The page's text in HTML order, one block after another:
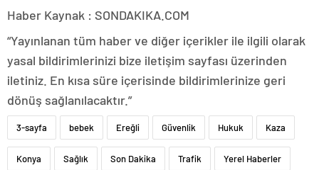
Haber Kaynak : SONDAKIKA.COM
“Yayınlanan tüm haber ve diğer içerikler ile ilgili olarak
yasal bildirimlerinizi bize iletişim sayfası üzerinden
iletiniz. En kısa süre içerisinde bildirimlerinize geri
dönüş sağlanılacaktır.”
3-sayfa bebek Ereğli Güvenlik Hukuk Kaza
Konya Sağlık Son Dakika Trafik Yerel Haberler